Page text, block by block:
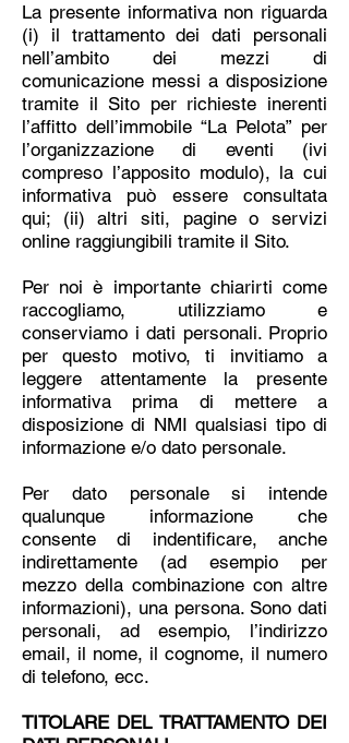
La presente informativa non riguarda
(i) il trattamento dei dati personali
nell’ambito dei mezzi di
comunicazione messi a disposizione
tramite il Sito per richieste inerenti
l’affitto dell’immobile “La Pelota” per
l’organizzazione di eventi (ivi
compreso l’apposito modulo), la cui
informativa può essere consultata
qui; (ii) altri siti, pagine o servizi
online raggiungibili tramite il Sito.
Per noi è importante chiarirti come
raccogliamo, utilizziamo e
conserviamo i dati personali. Proprio
per questo motivo, ti invitiamo a
leggere attentamente la presente
informativa prima di mettere a
disposizione di NMI qualsiasi tipo di
informazione e/o dato personale.
Per dato personale si intende
qualunque informazione che
consente di indentificare, anche
indirettamente (ad esempio per
mezzo della combinazione con altre
informazioni), una persona. Sono dati
personali, ad esempio, l’indirizzo
email, il nome, il cognome, il numero
di telefono, ecc.
TITOLARE DEL TRATTAMENTO DEI